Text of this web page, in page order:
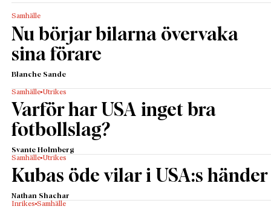
Samhälle
Nu börjar bilarna övervaka
sina förare
Blanche Sande
Samhälle Utrikes
Varför har USA inget bra
fotbollslag?
Svante Holmberg
Samhälle Utrikes
Kubas öde vilar i USA:s händer
Nathan Shachar
Inrikes Samhälle